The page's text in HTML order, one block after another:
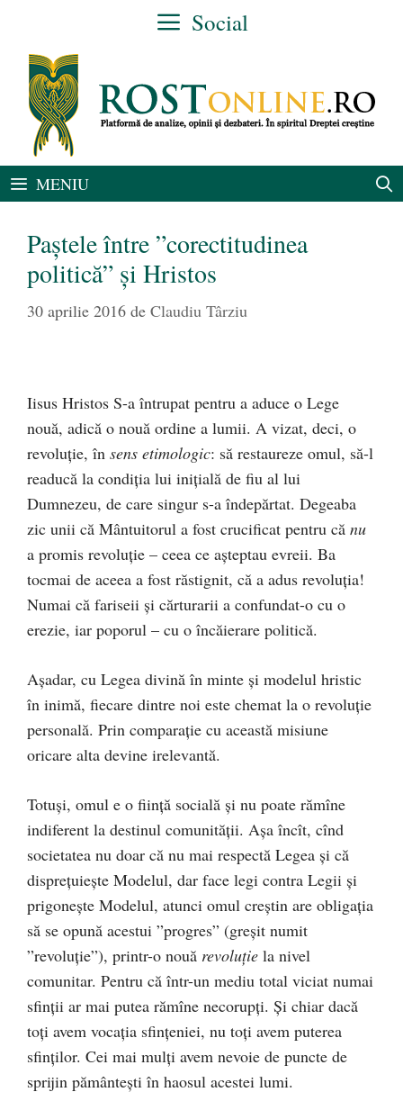
conținut
Social
MENIU
Paștele între ”corectitudinea
politică” și Hristos
30 aprilie 2016 de Claudiu Târziu
Iisus Hristos S-a întrupat pentru a aduce o Lege
nouă, adică o nouă ordine a lumii. A vizat, deci, o
revoluție, în sens etimologic: să restaureze omul, să-l
readucă la condiția lui inițială de fiu al lui
Dumnezeu, de care singur s-a îndepărtat. Degeaba
zic unii că Mântuitorul a fost crucificat pentru că nu
a promis revoluție – ceea ce așteptau evreii. Ba
tocmai de aceea a fost răstignit, că a adus revoluția!
Numai că fariseii și cărturarii a confundat-o cu o
erezie, iar poporul – cu o încăierare politică.
Așadar, cu Legea divină în minte și modelul hristic
în inimă, fiecare dintre noi este chemat la o revoluție
personală. Prin comparație cu această misiune
oricare alta devine irelevantă.
Totuși, omul e o ființă socială și nu poate rămîne
indiferent la destinul comunității. Așa încît, cînd
societatea nu doar că nu mai respectă Legea și că
disprețuiește Modelul, dar face legi contra Legii și
prigonește Modelul, atunci omul creștin are obligația
să se opună acestui ”progres” (greșit numit
”revoluție”), printr-o nouă revoluție la nivel
comunitar. Pentru că într-un mediu total viciat numai
sfinții ar mai putea rămîne necorupți. Și chiar dacă
toți avem vocația sfințeniei, nu toți avem puterea
sfinților. Cei mai mulți avem nevoie de puncte de
sprijin pământești în haosul acestei lumi.